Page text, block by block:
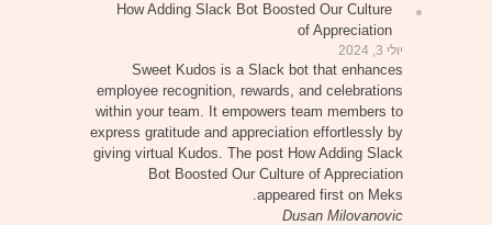
How Adding Slack Bot Boosted Our Culture
of Appreciation
יולי 3, 2024
Sweet Kudos is a Slack bot that enhances
employee recognition, rewards, and celebrations
within your team. It empowers team members to
express gratitude and appreciation effortlessly by
giving virtual Kudos. The post How Adding Slack
Bot Boosted Our Culture of Appreciation
appeared first on Meks.
Dusan Milovanovic